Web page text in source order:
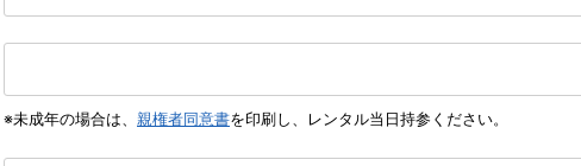
※未成年の場合は、 親権者同意書を印刷し、レンタル当日持参ください。